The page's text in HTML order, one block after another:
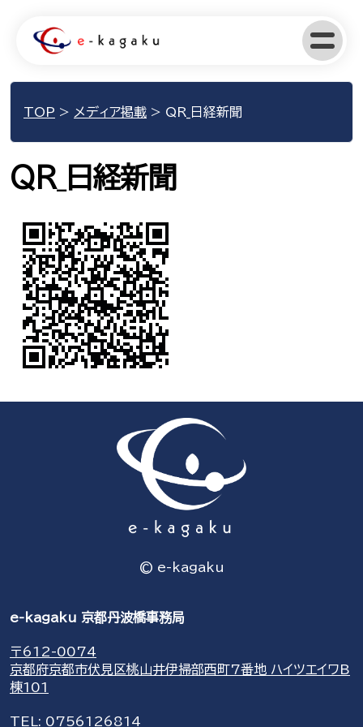
TOP > メディア掲載 > QR_日経新聞
QR_日経新聞
© e-kagaku
e-kagaku 京都丹波橋事務局
〒612-0074
京都府京都市伏見区桃山井伊掃部西町7番地 ハイツエイワB
棟101
TEL: 0756126814